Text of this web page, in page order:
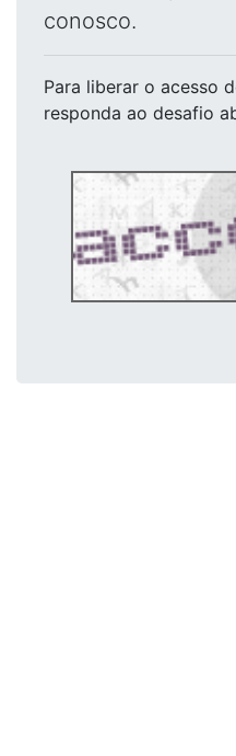
conosco.
Para liberar o acesso
responda ao desafio